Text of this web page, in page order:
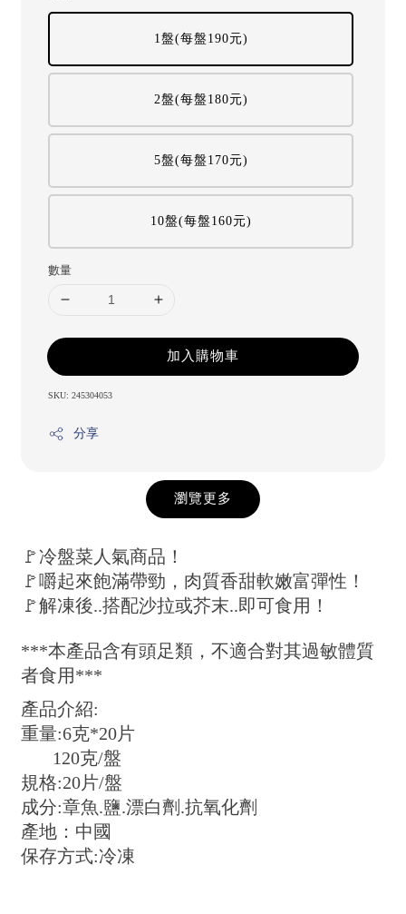
1盤(每盤190元)
2盤(每盤180元)
5盤(每盤170元)
10盤(每盤160元)
數量
加入購物車
SKU: 245304053
分享
瀏覽更多
🚩冷盤菜人氣商品！
🚩嚼起來飽滿帶勁，肉質香甜軟嫩富彈性！
🚩解凍後..搭配沙拉或芥末..即可食用！
***本產品含有頭足類，不適合對其過敏體質
者食用***
產品介紹:
重量:6克*20片
120克/盤
規格:20片/盤
成分:章魚.鹽.漂白劑.抗氧化劑
產地：中國
保存方式:冷凍